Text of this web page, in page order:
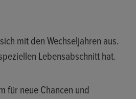
mit den Wechseljahren aus.
Lebensabschnitt hat.
für neue Chancen und